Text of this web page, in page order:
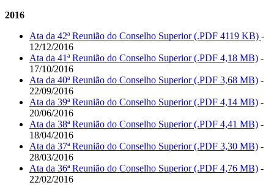
2016
Ata da 42ª Reunião do Conselho Superior (.PDF 4119 KB) -
12/12/2016
Ata da 41ª Reunião do Conselho Superior (.PDF 4,18 MB) -
17/10/2016
Ata da 40ª Reunião do Conselho Superior (.PDF 3,68 MB) -
22/09/2016
Ata da 39ª Reunião do Conselho Superior (.PDF 4,14 MB) -
20/06/2016
Ata da 38ª Reunião do Conselho Superior (.PDF 4,41 MB) -
18/04/2016
Ata da 37ª Reunião do Conselho Superior (.PDF 3,30 MB) -
28/03/2016
Ata da 36ª Reunião do Conselho Superior (.PDF 4,76 MB) -
22/02/2016